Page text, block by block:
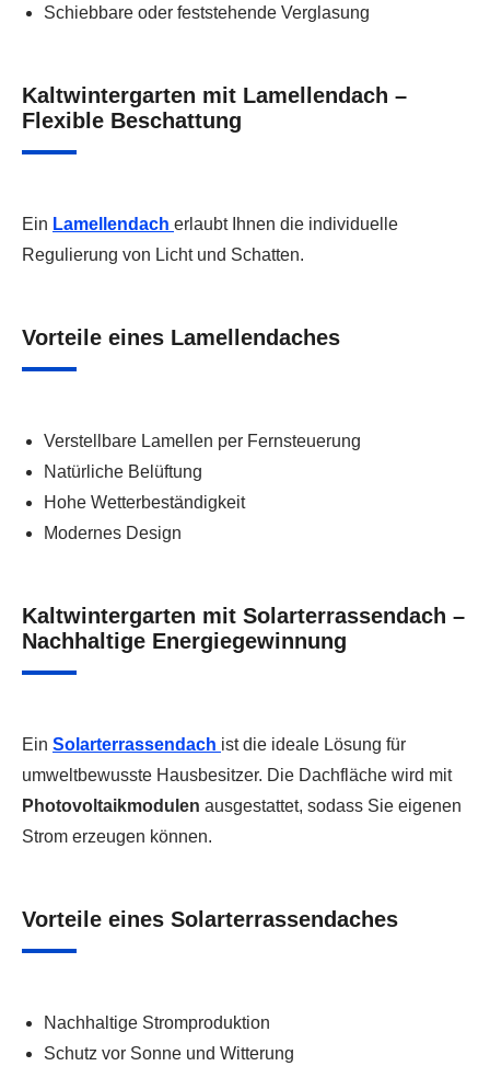
Schiebbare oder feststehende Verglasung
Kaltwintergarten mit Lamellendach –
Flexible Beschattung
Ein Lamellendach erlaubt Ihnen die individuelle
Regulierung von Licht und Schatten.
Vorteile eines Lamellendaches
Verstellbare Lamellen per Fernsteuerung
Natürliche Belüftung
Hohe Wetterbeständigkeit
Modernes Design
Kaltwintergarten mit Solarterrassendach –
Nachhaltige Energiegewinnung
Ein Solarterrassendach ist die ideale Lösung für
umweltbewusste Hausbesitzer. Die Dachfläche wird mit
Photovoltaikmodulen ausgestattet, sodass Sie eigenen
Strom erzeugen können.
Vorteile eines Solarterrassendaches
Nachhaltige Stromproduktion
Schutz vor Sonne und Witterung